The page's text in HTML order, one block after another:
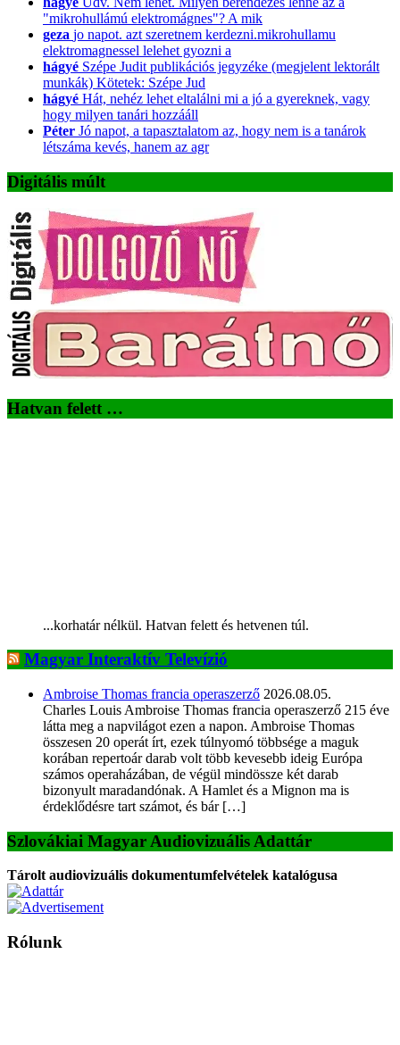
"mikrohullámú elektromágnes"? A mik
geza jo napot. azt szeretnem kerdezni.mikrohullamu
elektromagnessel lelehet gyozni a
hágyé Szépe Judit publikációs jegyzéke (megjelent lektorált
munkák) Kötetek: Szépe Jud
hágyé Hát, nehéz lehet eltalálni mi a jó a gyereknek, vagy
hogy milyen tanári hozzááll
Péter Jó napot, a tapasztalatom az, hogy nem is a tanárok
létszáma kevés, hanem az agr
Digitális múlt
Hatvan felett …
...korhatár nélkül. Hatvan felett és hetvenen túl.
Magyar Interaktív Televízió
Ambroise Thomas francia operaszerző 2026.08.05.
Charles Louis Ambroise Thomas francia operaszerző 215 éve
látta meg a napvilágot ezen a napon. Ambroise Thomas
összesen 20 operát írt, ezek túlnyomó többsége a maguk
korában repertoár darab volt több kevesebb ideig Európa
számos operaházában, de végül mindössze két darab
bizonyult maradandónak. A Hamlet és a Mignon ma is
érdeklődésre tart számot, és bár […]
Szlovákiai Magyar Audiovizuális Adattár
Tárolt audiovizuális dokumentumfelvételek katalógusa
Rólunk